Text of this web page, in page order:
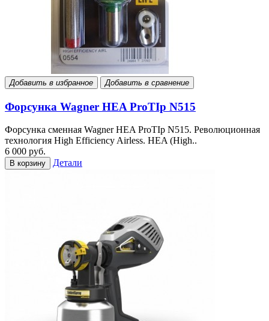
Добавить в избранное Добавить в сравнение
Форсунка Wagner HEA ProTIp N515
Форсунка сменная Wagner HEA ProTIp N515. Революционная
технология High Efficiency Airless. HEA (High..
6 000 руб.
В корзину Детали